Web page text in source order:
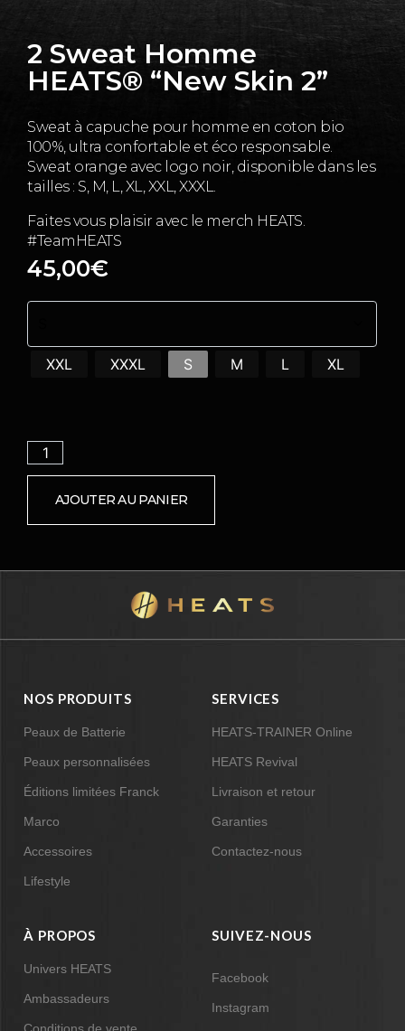
2 Sweat Homme
HEATS® “New Skin 2”
Sweat à capuche pour homme en coton bio
100%, ultra confortable et éco responsable.
Sweat orange avec logo noir, disponible dans les
tailles : S, M, L, XL, XXL, XXXL.
Faites vous plaisir avec le merch HEATS.
#TeamHEATS
45,00€
XXL XXXL S M L XL
AJOUTER AU PANIER
NOS PRODUITS
Peaux de Batterie
Peaux personnalisées
Éditions limitées Franck
Marco
Accessoires
Lifestyle
SERVICES
HEATS-TRAINER Online
HEATS Revival
Livraison et retour
Garanties
Contactez-nous
À PROPOS
Univers HEATS
Ambassadeurs
SUIVEZ-NOUS
Facebook
Instagram